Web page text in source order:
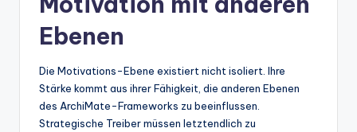
Ebenen
Die Motivations-Ebene existiert nicht isoliert. Ihre
Stärke kommt aus ihrer Fähigkeit, die anderen Ebenen
des ArchiMate-Frameworks zu beeinflussen.
Strategische Treiber müssen letztendlich zu